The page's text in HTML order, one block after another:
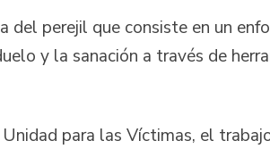
perejil que consiste en un
y la sanación a través de
para las Víctimas, el